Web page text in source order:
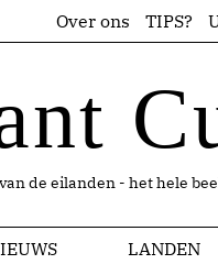
Over ons TIPS?
de eilanden - het hele
LANDEN